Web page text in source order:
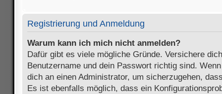
Registrierung und Anmeldung
Warum kann ich mich nicht anmelden?
Dafür gibt es viele mögliche Gründe. Versichere
Benutzername und dein Passwort richtig sind.
dich an einen Administrator, um sicherzugehen,
Es ist ebenfalls möglich, dass ein